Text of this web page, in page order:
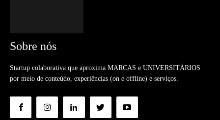
Sobre nós
Startup colaborativa que aproxima MARCAS e UNIVERSITÁRIOS
por meio de conteúdo, experiências (on e offline) e serviços.